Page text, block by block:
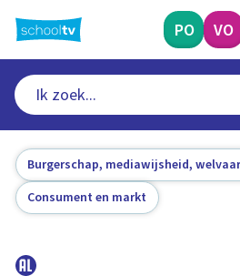
naar
hoofdinhoud
PO VO
Burgerschap, mediawijsheid,
Consument en markt